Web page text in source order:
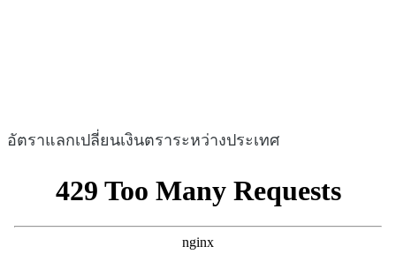
อัตราแลกเปลี่ยนเงินตราระหว่างประเทศ